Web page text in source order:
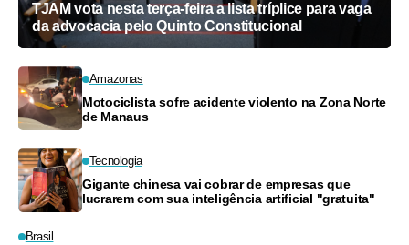
TJAM vota nesta terça-feira a lista tríplice para vaga
da advocacia pelo Quinto Constitucional
Amazonas
Motociclista sofre acidente violento na Zona Norte
de Manaus
Tecnologia
Gigante chinesa vai cobrar de empresas que
lucrarem com sua inteligência artificial "gratuita"
Brasil